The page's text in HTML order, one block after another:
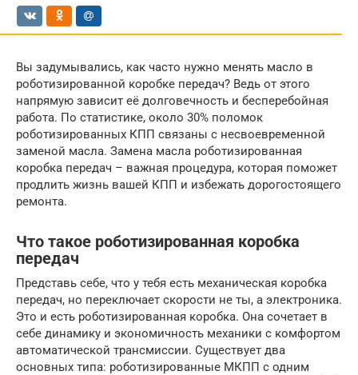
Вы задумывались, как часто нужно менять масло в
роботизированной коробке передач? Ведь от этого
напрямую зависит её долговечность и бесперебойная
работа. По статистике, около 30% поломок
роботизированных КПП связаны с несвоевременной
заменой масла. Замена масла роботизированная
коробка передач – важная процедура, которая поможет
продлить жизнь вашей КПП и избежать дорогостоящего
ремонта.
Что такое роботизированная коробка
передач
Представь себе, что у тебя есть механическая коробка
передач, но переключает скорости не ты, а электроника.
Это и есть роботизированная коробка. Она сочетает в
себе динамику и экономичность механики с комфортом
автоматической трансмиссии. Существует два
основных типа: роботизированные МКПП с одним